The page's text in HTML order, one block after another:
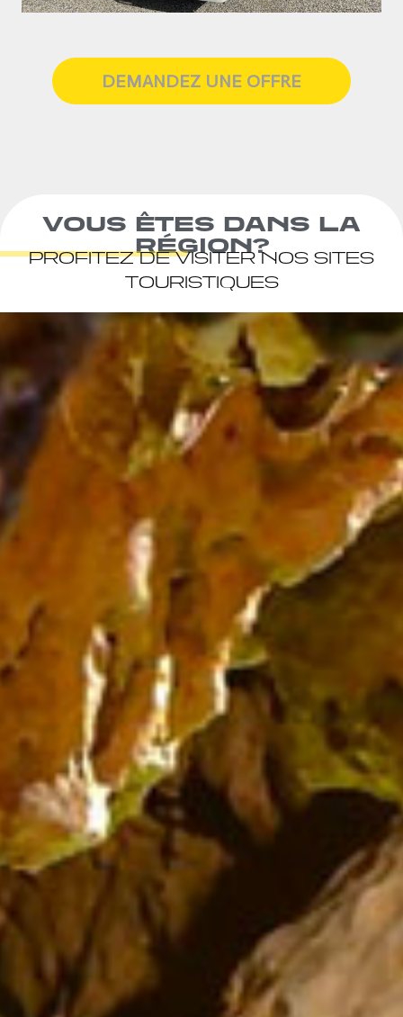
DEMANDEZ UNE OFFRE
VOUS ÊTES DANS LA
RÉGION?
PROFITEZ DE VISITER NOS SITES
TOURISTIQUES